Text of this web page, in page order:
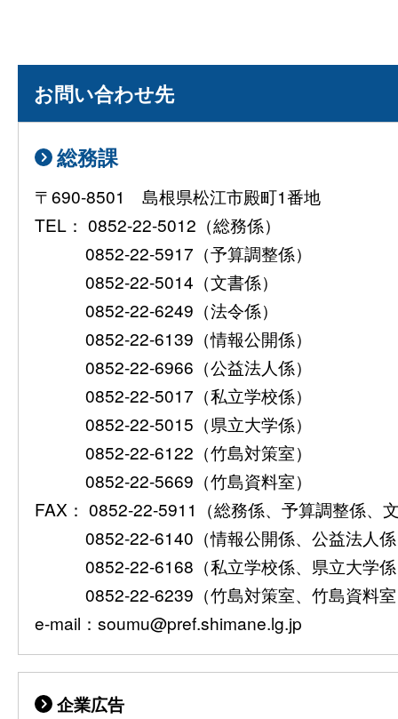
お問い合わせ先
総務課
〒690-8501 島根県松江市殿町1番地
TEL： 0852-22-5012（総務係）
0852-22-5917（予算調整係）
0852-22-5014（文書係）
0852-22-6249（法令係）
0852-22-6139（情報公開係）
0852-22-6966（公益法人係）
0852-22-5017（私立学校係）
0852-22-5015（県立大学係）
0852-22-6122（竹島対策室）
0852-22-5669（竹島資料室）
FAX： 0852-22-5911（総務係、予算調整係、
0852-22-6140（情報公開係、公益法人
0852-22-6168（私立学校係、県立大学
0852-22-6239（竹島対策室、竹島資料
e-mail：soumu@pref.shimane.lg.jp
企業広告